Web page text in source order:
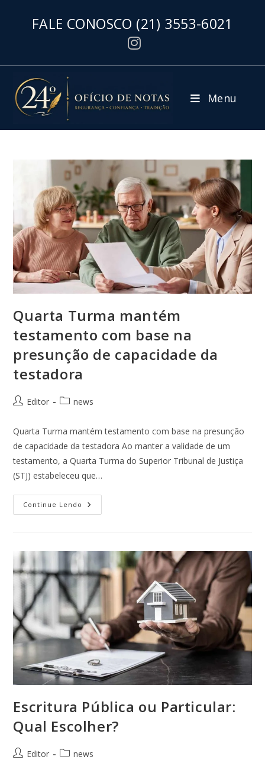
FALE CONOSCO (21) 3553-6021
Menu
Quarta Turma mantém
testamento com base na
presunção de capacidade da
testadora
Editor news
Quarta Turma mantém testamento com base na presunção
de capacidade da testadora Ao manter a validade de um
testamento, a Quarta Turma do Superior Tribunal de Justiça
(STJ) estabeleceu que…
Continue Lendo
Escritura Pública ou Particular:
Qual Escolher?
Editor news